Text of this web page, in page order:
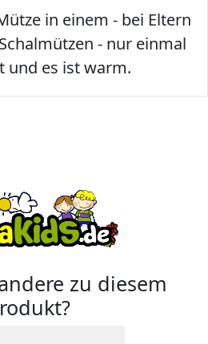
in einem - bei Eltern
- nur einmal
und es ist warm.
zu diesem